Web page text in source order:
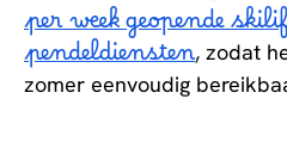
per week geopende
pendeldiensten, zodat
zomer eenvoudig